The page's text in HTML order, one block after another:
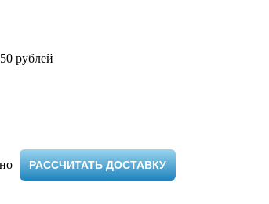
рублей
РАССЧИТАТЬ ДОСТАВКУ